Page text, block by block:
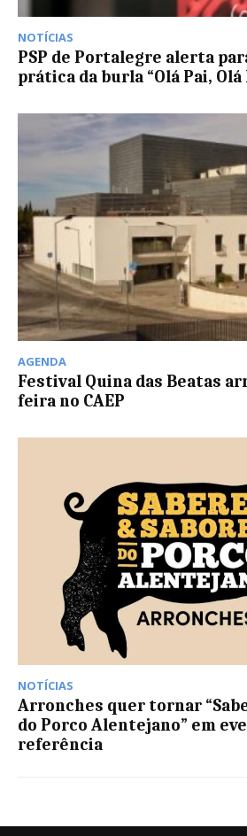
NOTÍCIAS
PSP de Portalegre alerta
prática da burla “Olá Pai, Olá
AGENDA
Festival Quina das Beatas
feira no CAEP
NOTÍCIAS
Arronches quer tornar
do Porco Alentejano” em
referência